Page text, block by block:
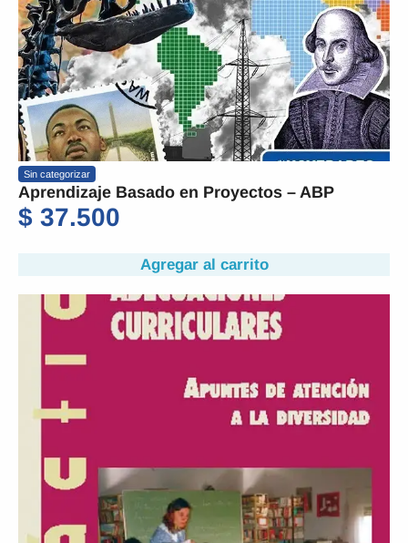
Sin categorizar
Aprendizaje Basado en Proyectos – ABP
$ 37.500
Agregar al carrito